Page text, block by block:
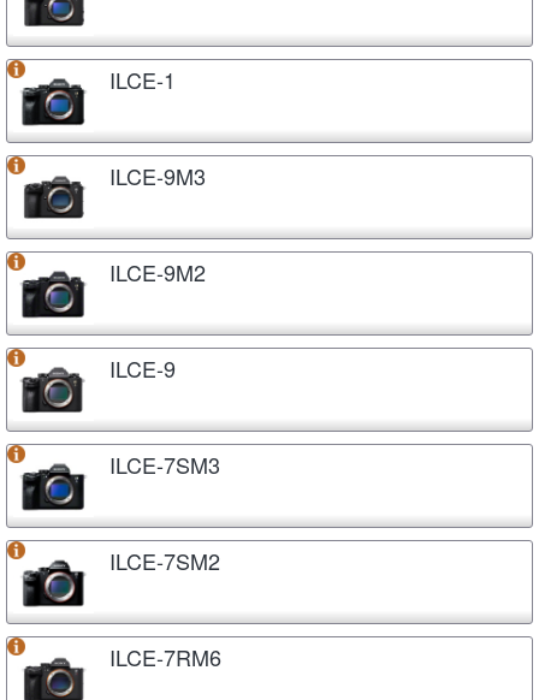
ILCE-1
ILCE-9M3
ILCE-9M2
ILCE-9
ILCE-7SM3
ILCE-7SM2
ILCE-7RM6